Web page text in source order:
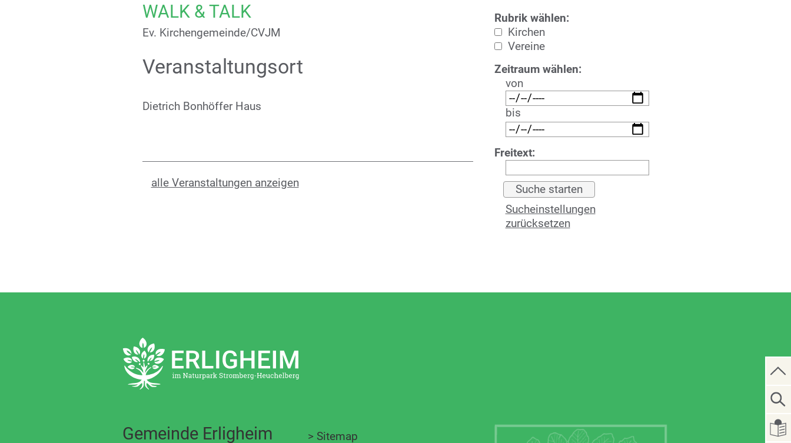
Rubrik wählen:
Kirchen
Vereine
Zeitraum wählen:
von
bis
Freitext:
Sucheinstellungen
zurücksetzen
WALK & TALK
Ev. Kirchengemeinde/CVJM
Veranstaltungsort
Dietrich Bonhöffer Haus
alle Veranstaltungen anzeigen
Gemeinde Erligheim > Sitemap